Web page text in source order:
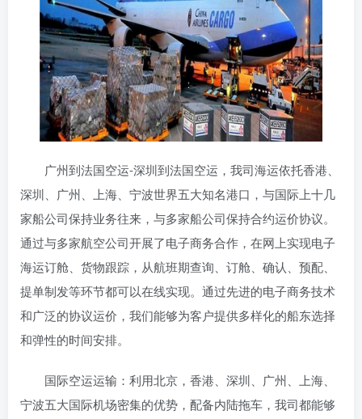
广州到法国空运-深圳到法国空运，我司海运依托香港、
深圳、广州、上海、宁波世界五大知名港口，与国际上十几
家船公司保持业务往来，与多家船公司保持合约运价协议。
通过与多家航空公司开展了电子商务合作，在网上实现电子
海运订舱、货物跟踪，从航班期查询、订舱、确认、预配、
提单制发等环节都可以在线实现。通过先进的电子商务技术
和广泛的协议运价，我们能够为客户提供多样化的船东选择
和弹性的时间安排。
国际空运运输：利用北京，香港、深圳、广州、上海、
宁波五大国际机场密集的优势，配备内陆拖车，我司都能够